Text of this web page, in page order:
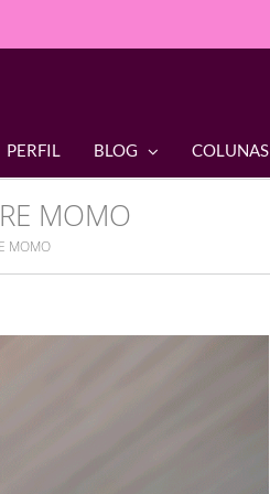
PERFIL BLOG COLUNAS
MOMO
MOMO